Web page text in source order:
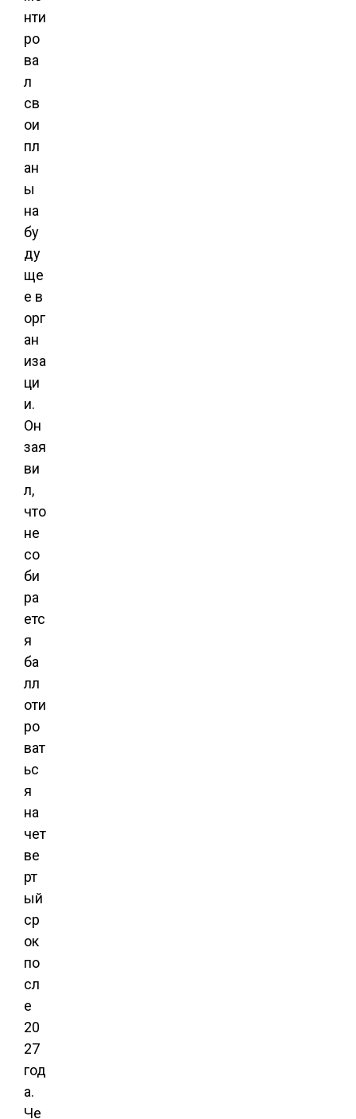
нти
ро
ва
л
св
ои
пл
ан
ы
на
бу
ду
ще
е в
орг
ан
иза
ци
и.
Он
зая
ви
л,
что
не
со
би
ра
етс
я
ба
лл
оти
ро
ват
ьс
я
на
чет
ве
рт
ый
ср
ок
по
сл
е
20
27
год
а.
Че